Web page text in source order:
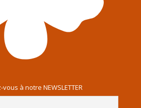
à notre NEWSLETTER